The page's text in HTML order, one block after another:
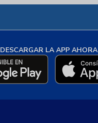
DESCARGAR LA APP AHORA